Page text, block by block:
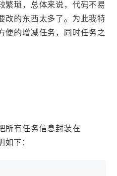
繁琐，总体来说，代码不易
改的东西太多了。为此我特
便的增减任务，同时任务之
所有任务信息封装在
如下：